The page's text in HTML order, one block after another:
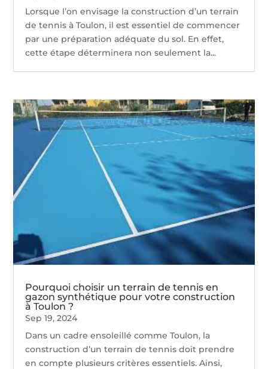
Lorsque l’on envisage la construction d’un terrain
de tennis à Toulon, il est essentiel de commencer
par une préparation adéquate du sol. En effet,
cette étape déterminera non seulement la...
Pourquoi choisir un terrain de tennis en
gazon synthétique pour votre construction
à Toulon ?
Sep 19, 2024
Dans un cadre ensoleillé comme Toulon, la
construction d’un terrain de tennis doit prendre
en compte plusieurs critères essentiels. Ainsi,